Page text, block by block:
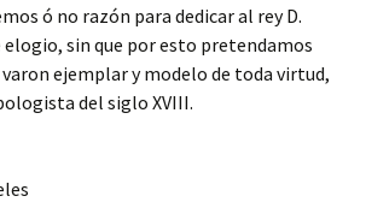
ó no razón para dedicar al rey D.
elogio, sin que por esto pretendamos
ejemplar y modelo de toda virtud,
del siglo XVIII.